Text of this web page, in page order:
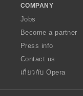
COMPANY
Jobs
Become a partner
Press info
Contact us
เกี่ยวกับ Opera